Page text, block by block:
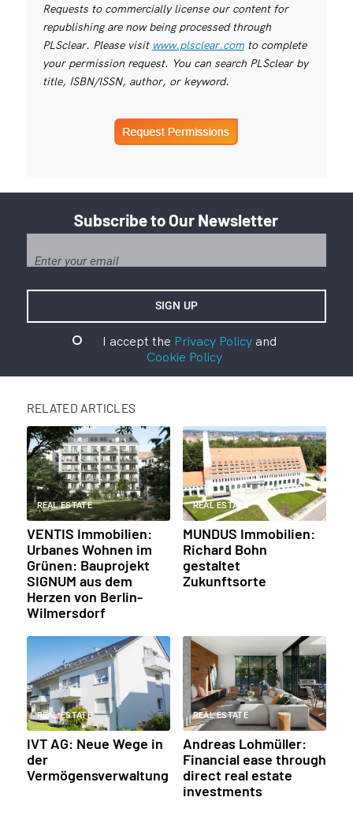
Requests to commercially license our content for
republishing are now being processed through
PLSclear. Please visit www.plsclear.comto complete
your permission request. You can search PLSclear by
title, ISBN/ISSN, author, or keyword.
Subscribe to Our Newsletter
I accept the Privacy Policyand
Cookie Policy
RELATED ARTICLES
REAL ESTATE
VENTIS Immobilien:
Urbanes Wohnen im
Grünen: Bauprojekt
SIGNUM aus dem
Herzen von Berlin-
Wilmersdorf
REAL ESTATE
MUNDUS Immobilien:
Richard Bohn
gestaltet
Zukunftsorte
REAL ESTATE
IVT AG: Neue Wege in
der
Vermögensverwaltung
REAL ESTATE
Andreas Lohmüller:
Financial ease through
direct real estate
investments